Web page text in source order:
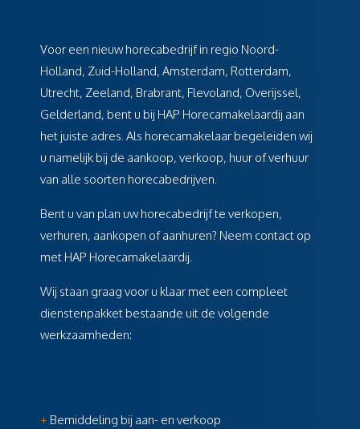
Voor een nieuw horecabedrijf in regio Noord-
Holland, Zuid-Holland, Amsterdam, Rotterdam,
Utrecht, Zeeland, Brabrant, Flevoland, Overijssel,
Gelderland, bent u bij HAP Horecamakelaardij aan
het juiste adres. Als horecamakelaar begeleiden wij
u namelijk bij de aankoop, verkoop, huur of verhuur
van alle soorten horecabedrijven.
Bent u van plan uw horecabedrijf te verkopen,
verhuren, aankopen of aanhuren? Neem contact op
met HAP Horecamakelaardij.
Wij staan graag voor u klaar met een compleet
dienstenpakket bestaande uit de volgende
werkzaamheden:
+ Bemiddeling bij aan- en verkoop